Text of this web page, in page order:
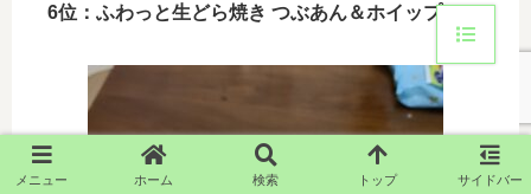
6位：ふわっと生どら焼き つぶあん＆ホイップ
メニュー ホーム 検索 トップ サイドバー